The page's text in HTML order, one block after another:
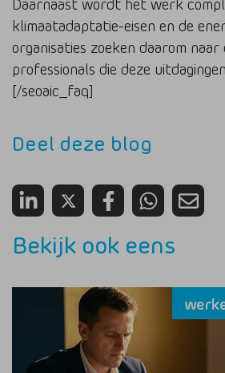
klimaatadaptatie-eisen en de
organisaties zoeken daarom naar
professionals die deze
[/seoaic_faq]
Deel deze blog
Bekijk ook eens